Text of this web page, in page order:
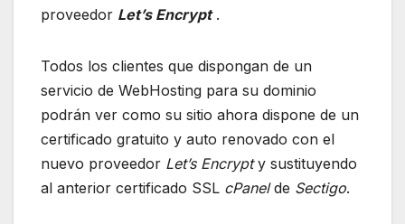
proveedor Let’s Encrypt.
Todos los clientes que dispongan de un
servicio de WebHosting para su dominio
podrán ver como su sitio ahora dispone de un
certificado gratuito y auto renovado con el
nuevo proveedor Let’s Encrypty sustituyendo
al anterior certificado SSL cPanelde Sectigo.